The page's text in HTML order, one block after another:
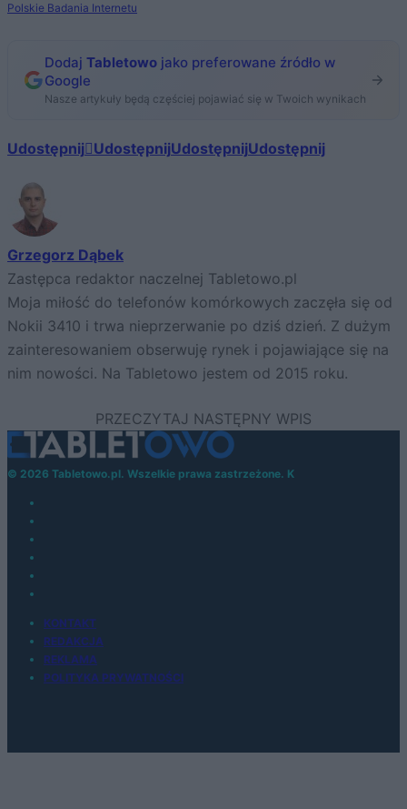
Polskie Badania Internetu
Dodaj Tabletowo jako preferowane źródło w
Google
Nasze artykuły będą częściej pojawiać się w Twoich wynikach
Udostępnij UdostępnijUdostępnijUdostępnij
Grzegorz Dąbek
Zastępca redaktor naczelnej Tabletowo.pl
Moja miłość do telefonów komórkowych zaczęła się od
Nokii 3410 i trwa nieprzerwanie po dziś dzień. Z dużym
zainteresowaniem obserwuję rynek i pojawiające się na
nim nowości. Na Tabletowo jestem od 2015 roku.
© 2026 Tabletowo.pl. Wszelkie prawa zastrzeżone. K
KONTAKT
REDAKCJA
REKLAMA
POLITYKA PRYWATNOŚCI